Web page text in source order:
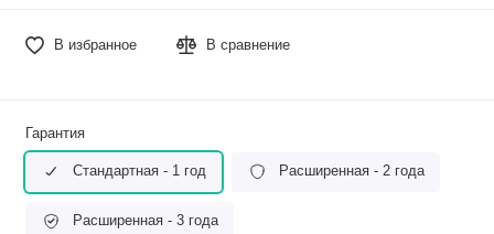
В избранное В сравнение
Гарантия
Стандартная - 1 год Расширенная - 2 года
Расширенная - 3 года